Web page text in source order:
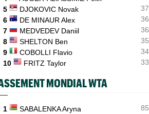
ATP / WTA
Tous les programmes et les résultats de ce
2026
INTERVIEW
Luca Van Assche : "Je peux être performant
long de l’année"
INTERVIEW
Quentin Halys : "Je n’ai pas eu de coup de
sponsors"
5
DJOKOVIC Novak
6
DE MINAUR Alex
7
MEDVEDEV Daniil
8
SHELTON Ben
9
COBOLLI Flavio
10
FRITZ Taylor
MONDIAL WTA
1 SABALENKA Aryna